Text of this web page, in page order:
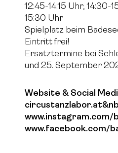
12:45-14:15 Uhr, 14:30-
15:30 Uhr
Spielplatz beim
Eintritt frei!
Ersatztermine bei
und 25. September
Website & Social
www.instagram.com/
www.facebook.com/